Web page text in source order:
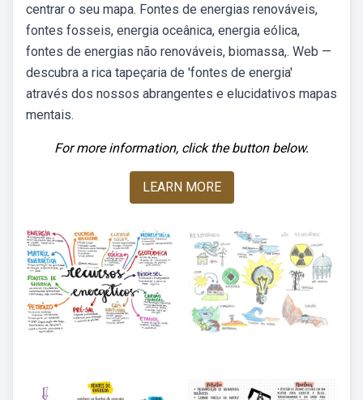
centrar o seu mapa. Fontes de energias renováveis,
fontes fosseis, energia oceânica, energia eólica,
fontes de energias não renováveis, biomassa,. Web —
descubra a rica tapeçaria de 'fontes de energia'
através dos nossos abrangentes e elucidativos mapas
mentais.
For more information, click the button below.
LEARN MORE